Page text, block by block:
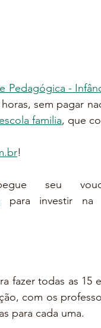
Pedagógica -
sem pagar
familia, que
!
para investir na
fazer todas as 15
com os
para cada uma.